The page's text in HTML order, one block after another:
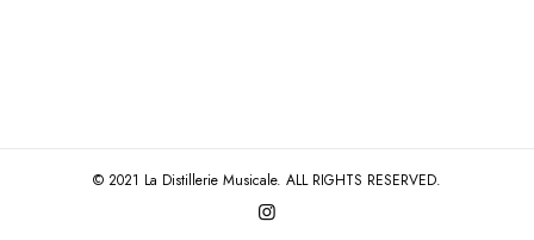
© 2021 La Distillerie Musicale. ALL RIGHTS RESERVED.